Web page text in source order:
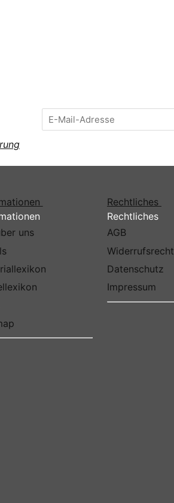
uns
Rechtliches
Rechtliches
AGB
Widerrufsrecht
Datenschutz
Impressum